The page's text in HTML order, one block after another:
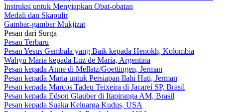
Instruksi untuk Menyiapkan Obat-obatan
Medali dan Skapulir
Gambar-gambar Mukjizat
Pesan dari Surga
Pesan Terbaru
Pesan Yesus Gembala yang Baik kepada Henokh, Kolombia
Wahyu Maria kepada Luz de Maria, Argentina
Pesan kepada Anne di Mellatz/Goettingen, Jerman
Pesan kepada Maria untuk Persiapan Ilahi Hati, Jerman
Pesan kepada Marcos Tadeu Teixeira di Jacareí SP, Brasil
Pesan kepada Edson Glauber di Itapiranga AM, Brasil
Pesan kepada Suaka Keluarga Kudus, USA